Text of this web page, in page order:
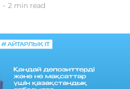
• 2 min read